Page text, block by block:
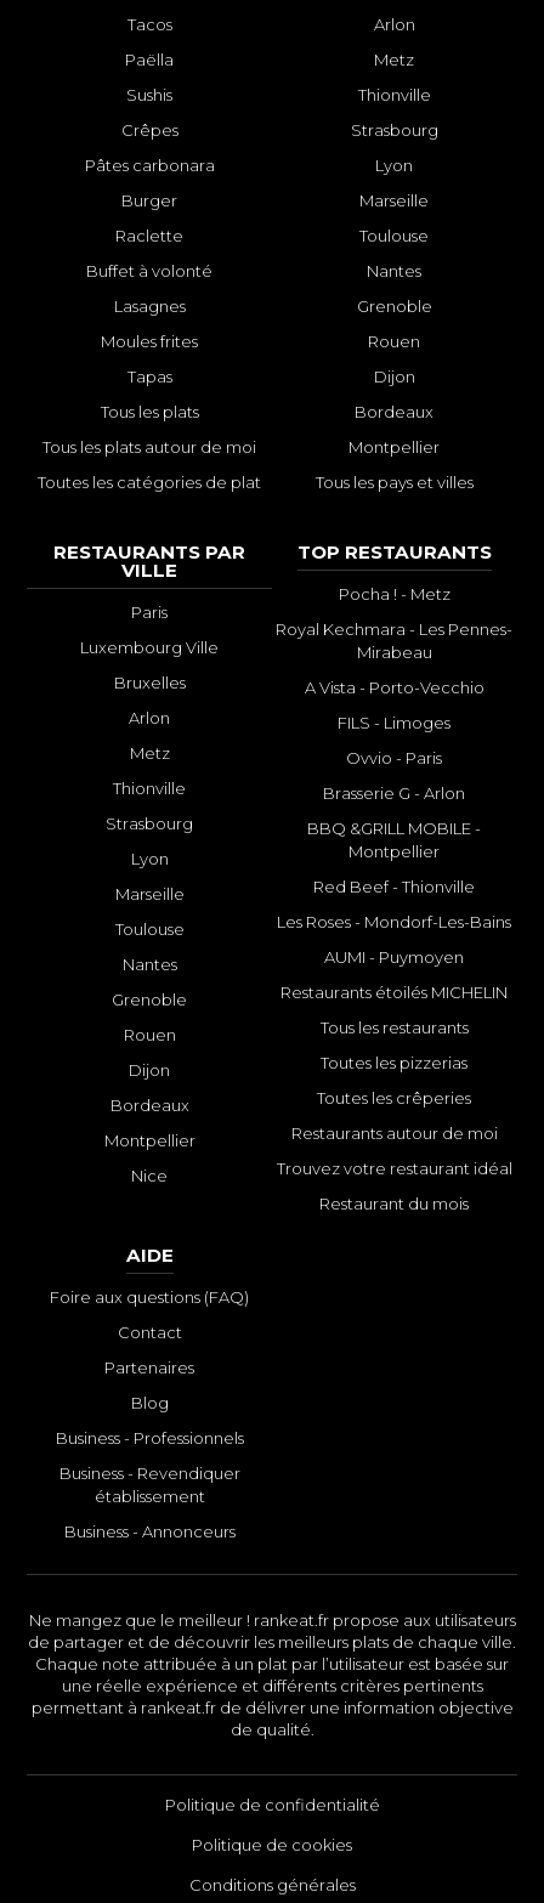
Tacos
Paëlla
Sushis
Crêpes
Pâtes carbonara
Burger
Raclette
Buffet à volonté
Lasagnes
Moules frites
Tapas
Tous les plats
Tous les plats autour de moi
Toutes les catégories de plat
Arlon
Metz
Thionville
Strasbourg
Lyon
Marseille
Toulouse
Nantes
Grenoble
Rouen
Dijon
Bordeaux
Montpellier
Tous les pays et villes
RESTAURANTS PAR
VILLE
Paris
Luxembourg Ville
Bruxelles
Arlon
Metz
Thionville
Strasbourg
Lyon
Marseille
Toulouse
Nantes
Grenoble
Rouen
Dijon
Bordeaux
Montpellier
Nice
TOP RESTAURANTS
Pocha ! - Metz
Royal Kechmara - Les Pennes-
Mirabeau
A Vista - Porto-Vecchio
FILS - Limoges
Ovvio - Paris
Brasserie G - Arlon
BBQ &GRILL MOBILE -
Montpellier
Red Beef - Thionville
Les Roses - Mondorf-Les-Bains
AUMI - Puymoyen
Restaurants étoilés MICHELIN
Tous les restaurants
Toutes les pizzerias
Toutes les crêperies
Restaurants autour de moi
Trouvez votre restaurant idéal
Restaurant du mois
AIDE
Foire aux questions (FAQ)
Contact
Partenaires
Blog
Business - Professionnels
Business - Revendiquer
établissement
Business - Annonceurs
Ne mangez que le meilleur ! rankeat.fr propose aux utilisateurs
de partager et de découvrir les meilleurs plats de chaque ville.
Chaque note attribuée à un plat par l’utilisateur est basée sur
une réelle expérience et différents critères pertinents
permettant à rankeat.fr de délivrer une information objective
de qualité.
Politique de confidentialité
Politique de cookies
Conditions générales